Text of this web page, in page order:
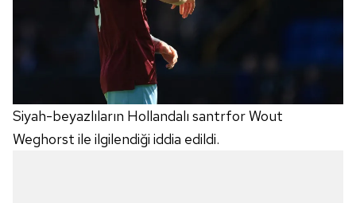
Siyah-beyazlıların Hollandalı santrfor Wout
Weghorst ile ilgilendiği iddia edildi.